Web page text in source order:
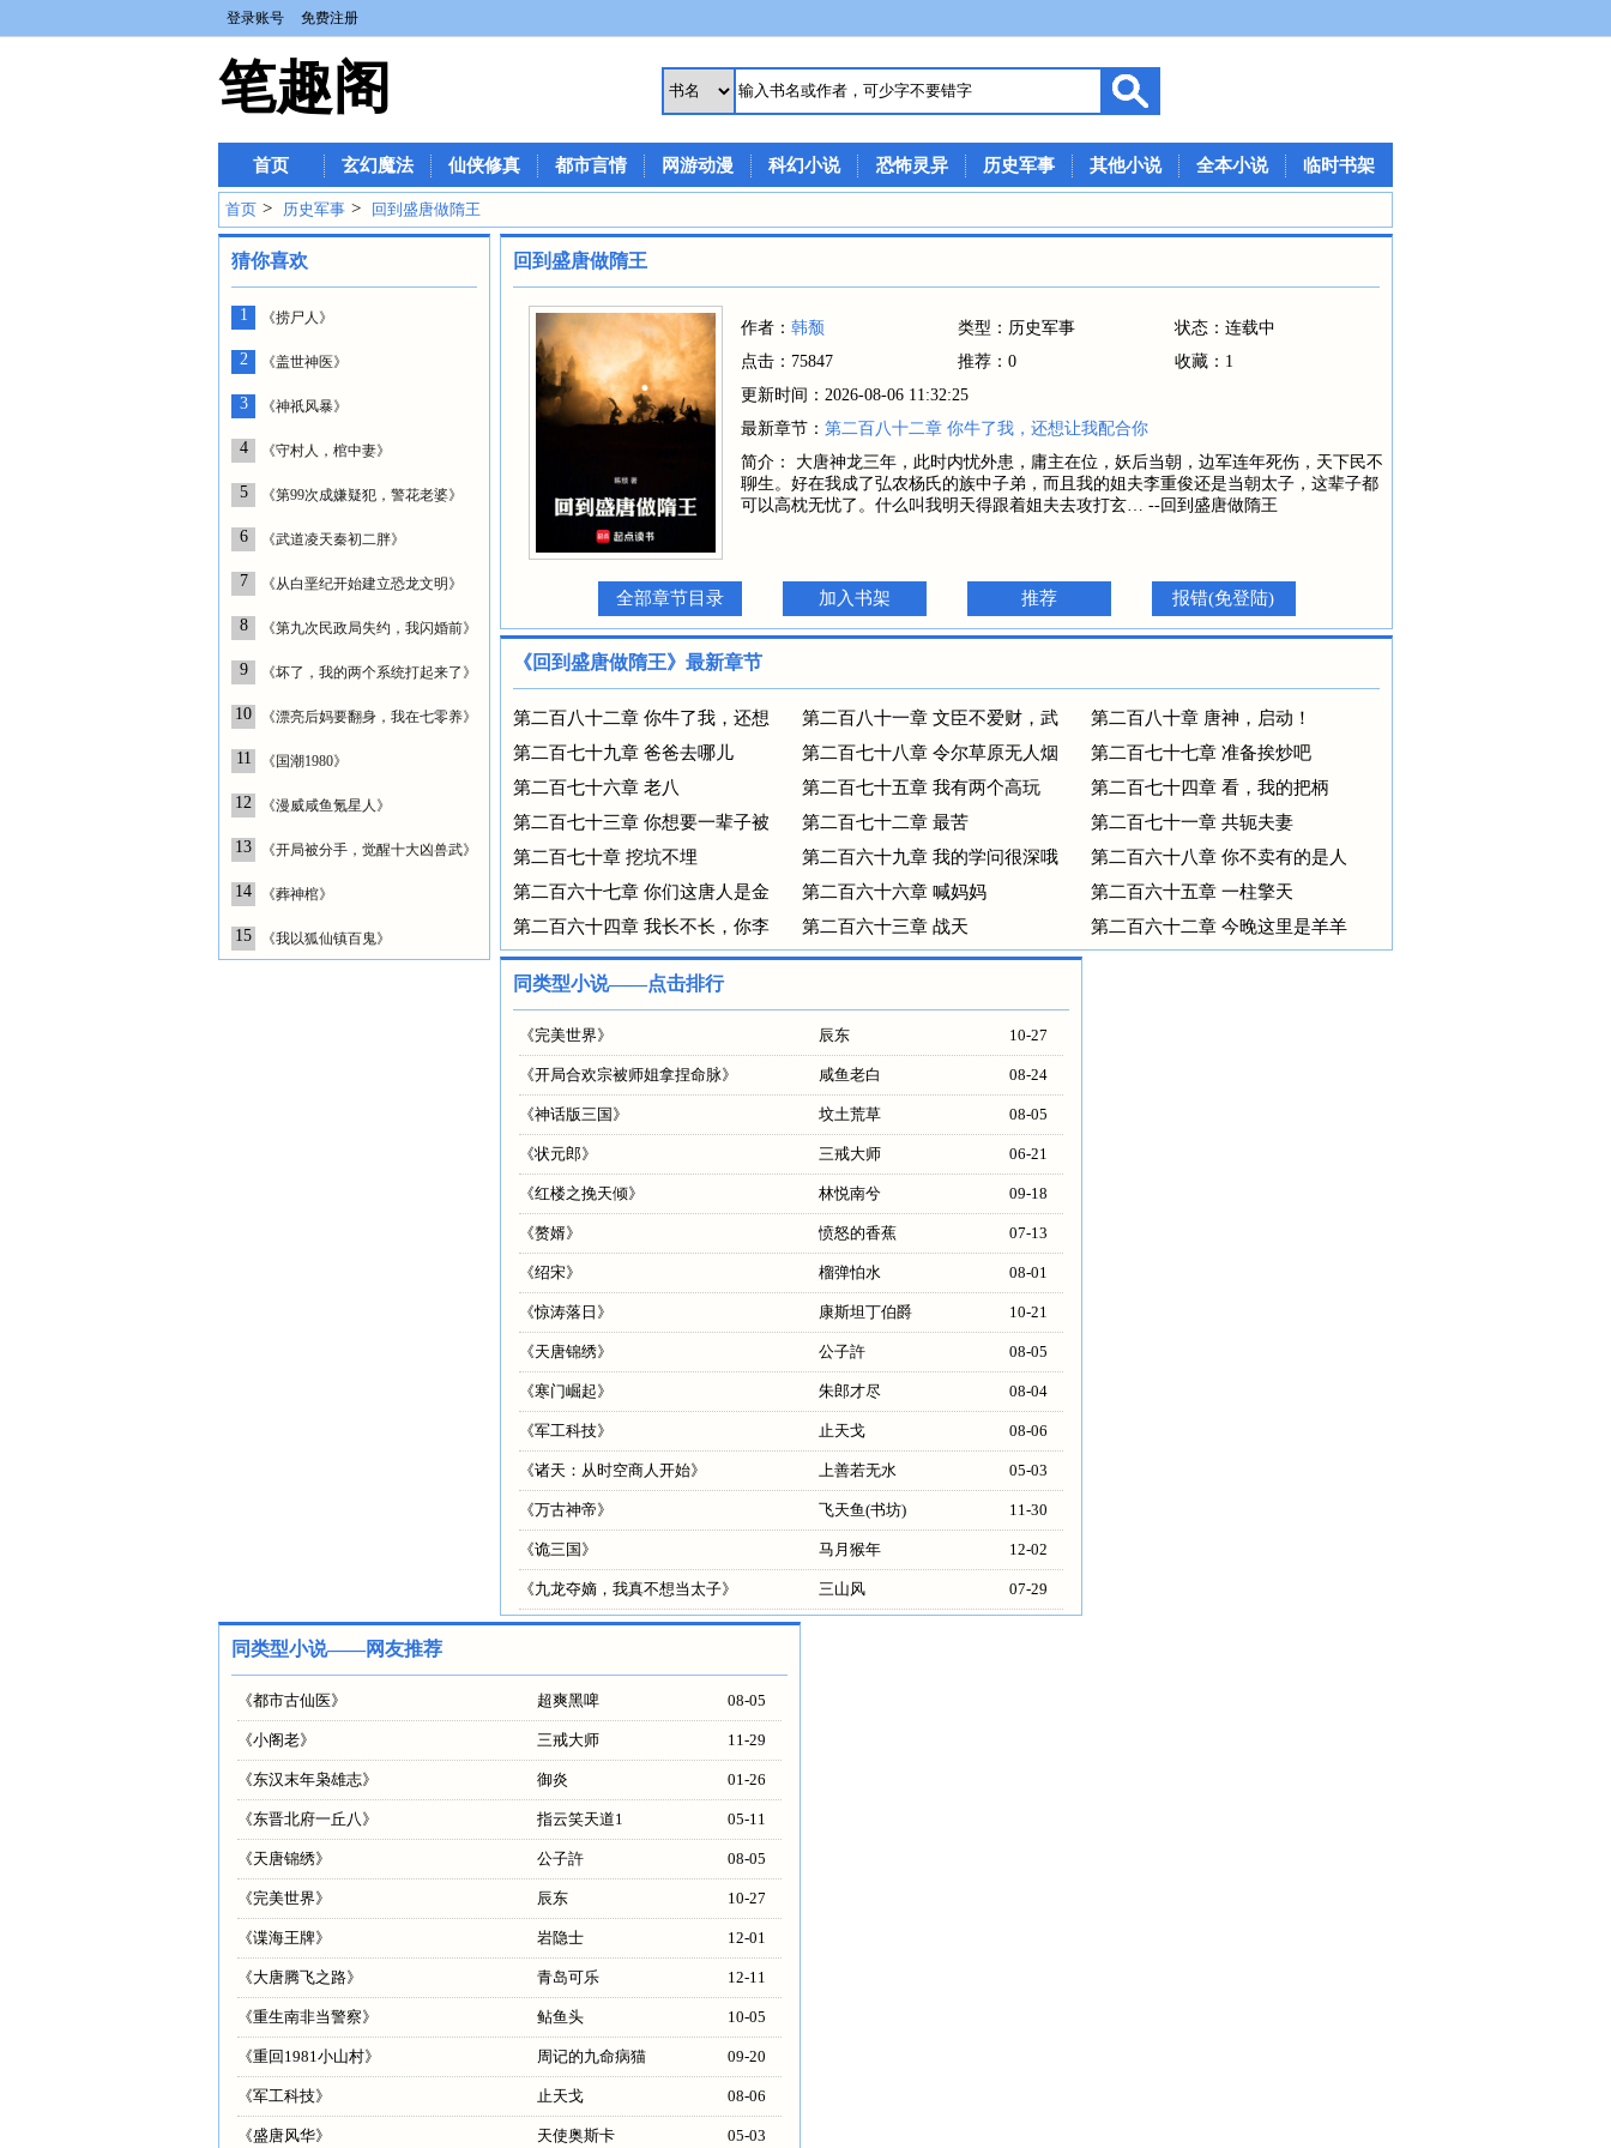
登录账号 免费注册
笔趣阁
首页 玄幻魔法 仙侠修真 都市言情 网游动漫 科幻小说 恐怖灵异 历史军事 其他小说 全本小说 临时书架
首页 > 历史军事 > 回到盛唐做隋王
猜你喜欢
1 《捞尸人》
2 《盖世神医》
3 《神祇风暴》
4 《守村人，棺中妻》
5 《第99次成嫌疑犯，警花老婆》
6 《武道凌天秦初二胖》
7 《从白垩纪开始建立恐龙文明》
8 《第九次民政局失约，我闪婚前》
9 《坏了，我的两个系统打起来了》
10 《漂亮后妈要翻身，我在七零养》
11 《国潮1980》
12 《漫威咸鱼氪星人》
13 《开局被分手，觉醒十大凶兽武》
14 《葬神棺》
15 《我以狐仙镇百鬼》
回到盛唐做隋王
作者： 韩颓 类型：历史军事
状态：连载中
点击：75847
推荐：0
收藏：1
更新时间：2026-08-06 11:32:25
最新章节： 第二百八十二章 你牛了我，还想让我配合你
简介： 大唐神龙三年，此时内忧外患，庸主在位，妖后当朝，边军连年死伤，天下民不
聊生。好在我成了弘农杨氏的族中子弟，而且我的姐夫李重俊还是当朝太子，这辈子都
可以高枕无忧了。什么叫我明天得跟着姐夫去攻打玄… --回到盛唐做隋王
全部章节目录 加入书架 推荐 报错(免登陆)
《回到盛唐做隋王》最新章节
第二百八十二章 你牛了我，还想 第二百八十一章 文臣不爱财，武
第二百八十章 唐神，启动！
第二百七十九章 爸爸去哪儿
第二百七十八章 令尔草原无人烟
第二百七十七章 准备挨炒吧
第二百七十六章 老八
第二百七十五章 我有两个高玩
第二百七十四章 看，我的把柄
第二百七十三章 你想要一辈子被
第二百七十二章 最苦
第二百七十一章 共轭夫妻
第二百七十章 挖坑不埋
第二百六十九章 我的学问很深哦
第二百六十八章 你不卖有的是人
第二百六十七章 你们这唐人是金
第二百六十六章 喊妈妈
第二百六十五章 一柱擎天
第二百六十四章 我长不长，你李
第二百六十三章 战天 第二百六十二章 今晚这里是羊羊
同类型小说——点击排行
《完美世界》 辰东 10-27
《开局合欢宗被师姐拿捏命脉》 咸鱼老白 08-24
《神话版三国 》 坟土荒草 08-05
《状元郎》 三戒大师 06-21
《红楼之挽天倾》 林悦南兮 09-18
《赘婿》 愤怒的香蕉 07-13
《绍宋》 榴弹怕水 08-01
《惊涛落日 》 康斯坦丁伯爵 10-21
《天唐锦绣》 公子許 08-05
《寒门崛起》 朱郎才尽 08-04
《军工科技》 止天戈 08-06
《诸天：从时空商人开始》 上善若无水 05-03
《万古神帝》 飞天鱼(书坊) 11-30
《诡三国 》 马月猴年 12-02
《九龙夺嫡，我真不想当太子》 三山风 07-29
同类型小说——网友推荐
《都市古仙医》 超爽黑啤 08-05
《小阁老》 三戒大师 11-29
《东汉末年枭雄志》 御炎 01-26
《东晋北府一丘八》 指云笑天道1 05-11
《天唐锦绣》 公子許 08-05
《完美世界》 辰东 10-27
《谍海王牌》 岩隐士 12-01
《大唐腾飞之路》 青岛可乐 12-11
《重生南非当警察》 鲇鱼头 10-05
《重回1981小山村》 周记的九命病猫 09-20
《军工科技》 止天戈 08-06
《盛唐风华》 天使奥斯卡 05-03